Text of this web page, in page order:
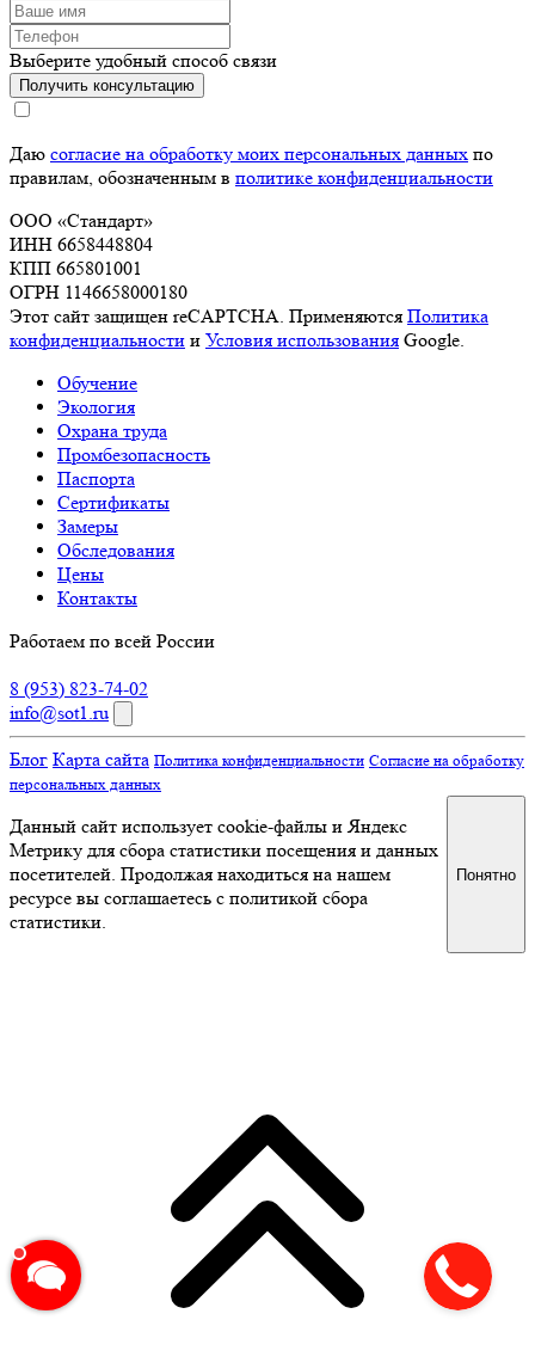
Выберите удобный способ связи
Получить консультацию
Даю согласие на обработку моих персональных данных по
правилам, обозначенным в политике конфиденциальности
ООО «Стандарт»
ИНН 6658448804
КПП 665801001
ОГРН 1146658000180
Этот сайт защищен reCAPTCHA. Применяются Политика
конфиденциальности и Условия использования Google.
Обучение
Экология
Охрана труда
Промбезопасность
Паспорта
Сертификаты
Замеры
Обследования
Цены
Контакты
Работаем по всей России
8 (953) 823-74-02
info@sot1.ru
Блог Карта сайта Политика конфиденциальности Согласие на обработку
персональных данных
Данный сайт использует cookie-файлы и Яндекс
Метрику для сбора статистики посещения и данных
посетителей. Продолжая находиться на нашем
ресурсе вы соглашаетесь с политикой сбора
статистики.
Понятно